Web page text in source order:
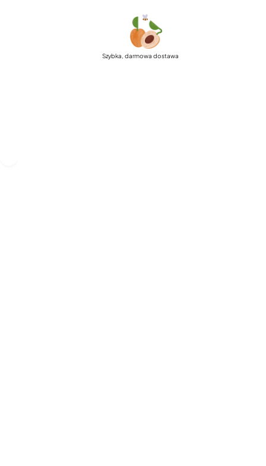
Szybka, darmowa dostawa